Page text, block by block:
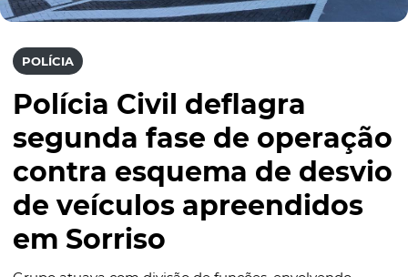
POLÍCIA
Polícia Civil deflagra
segunda fase de operação
contra esquema de desvio
de veículos apreendidos
em Sorriso